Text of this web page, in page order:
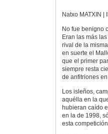
Natxo MATXIN |
No fue benigno
Eran las más
rival de la
en suerte el
que el primer
siempre resta
de anfitriones
Los isleños,
aquélla en la
hubieran caído
en la de 1998,
esta